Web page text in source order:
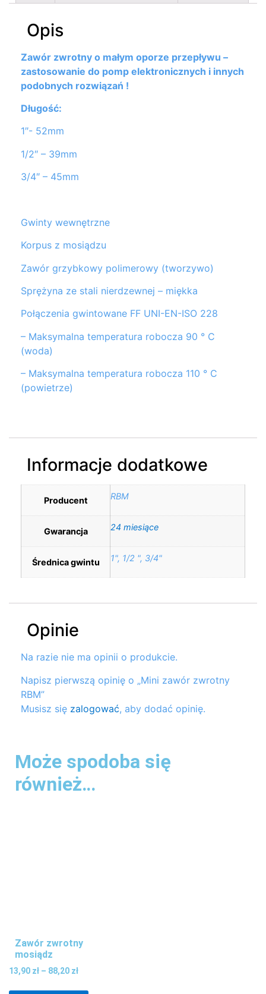
Opis
Zawór zwrotny o małym oporze przepływu –
zastosowanie do pomp elektronicznych i innych
podobnych rozwiązań !
Długość:
1″- 52mm
1/2″ – 39mm
3/4″ – 45mm
Gwinty wewnętrzne
Korpus z mosiądzu
Zawór grzybkowy polimerowy (tworzywo)
Sprężyna ze stali nierdzewnej – miękka
Połączenia gwintowane FF UNI-EN-ISO 228
– Maksymalna temperatura robocza 90 ° C
(woda)
– Maksymalna temperatura robocza 110 ° C
(powietrze)
Informacje dodatkowe
Producent RBM
Gwarancja 24 miesiące
Średnica gwintu 1", 1/2 ", 3/4"
Opinie
Na razie nie ma opinii o produkcie.
Napisz pierwszą opinię o „Mini zawór zwrotny
RBM”
Musisz się zalogować, aby dodać opinię.
Może spodoba się
również…
Zawór zwrotny
mosiądz
13,90 zł – 88,20 zł